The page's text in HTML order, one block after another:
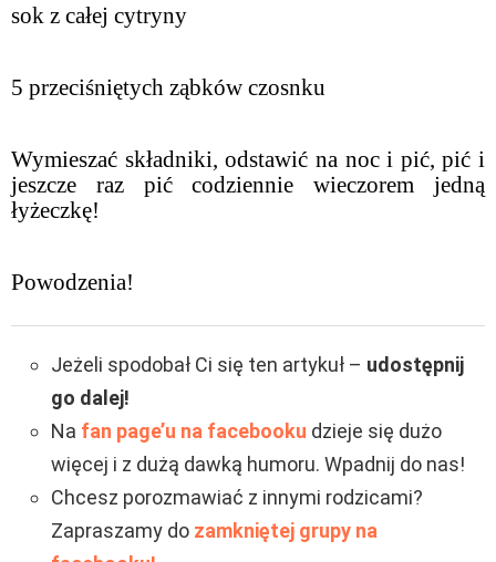
sok z całej cytryny
5 przeciśniętych ząbków czosnku
Wymieszać składniki, odstawić na noc i pić, pić i
jeszcze raz pić codziennie wieczorem jedną
łyżeczkę!
Powodzenia!
Jeżeli spodobał Ci się ten artykuł – udostępnij
go dalej!
Na fan page’u na facebooku dzieje się dużo
więcej i z dużą dawką humoru. Wpadnij do nas!
Chcesz porozmawiać z innymi rodzicami?
Zapraszamy do zamkniętej grupy na